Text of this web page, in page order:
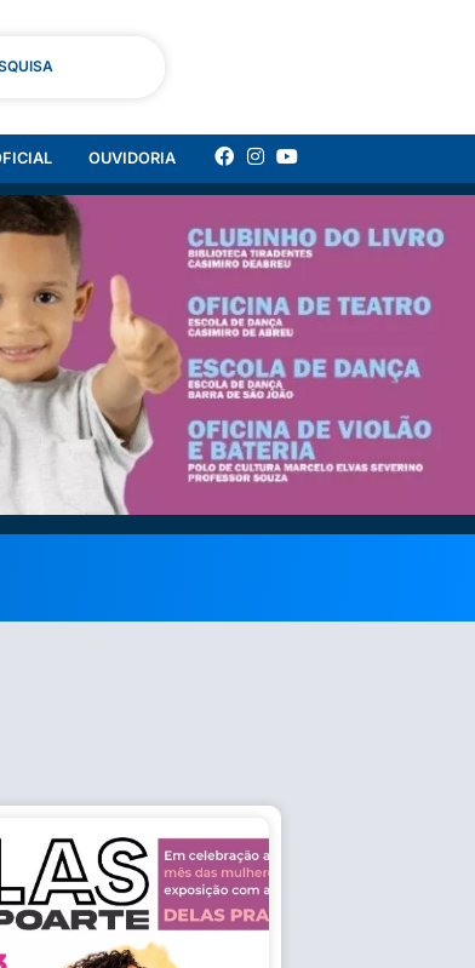
OUVIDORIA